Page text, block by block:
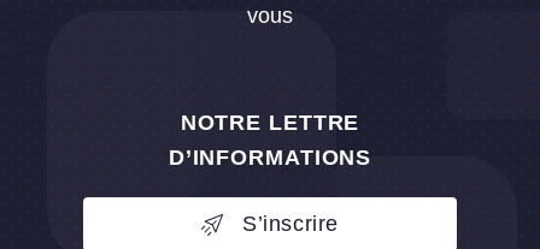
vous
NOTRE LETTRE
D’INFORMATIONS
S’inscrire